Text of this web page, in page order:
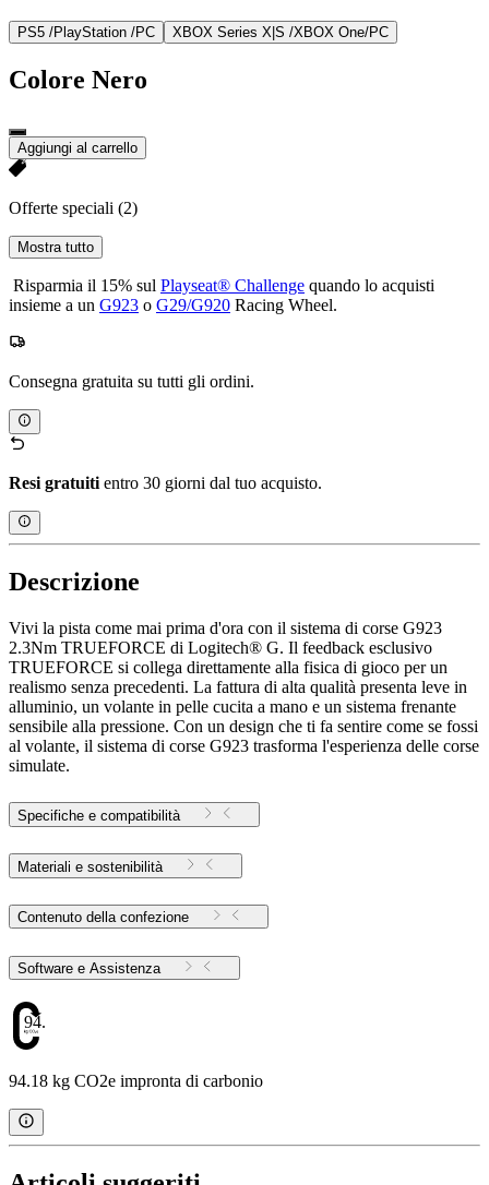
PS5 /PlayStation /PC XBOX Series X|S /XBOX One/PC
Colore Nero
Aggiungi al carrello
Offerte speciali (2)
Mostra tutto
Risparmia il 15% sul Playseat® Challenge quando lo acquisti
insieme a un G923 o G29/G920 Racing Wheel.
Consegna gratuita su tutti gli ordini.
Resi gratuiti entro 30 giorni dal tuo acquisto.
Descrizione
Vivi la pista come mai prima d'ora con il sistema di corse G923
2.3Nm TRUEFORCE di Logitech® G. Il feedback esclusivo
TRUEFORCE si collega direttamente alla fisica di gioco per un
realismo senza precedenti. La fattura di alta qualità presenta leve in
alluminio, un volante in pelle cucita a mano e un sistema frenante
sensibile alla pressione. Con un design che ti fa sentire come se fossi
al volante, il sistema di corse G923 trasforma l'esperienza delle corse
simulate.
Specifiche e compatibilità
Materiali e sostenibilità
Contenuto della confezione
Software e Assistenza
94.18
94.18 kg CO2e impronta di carbonio